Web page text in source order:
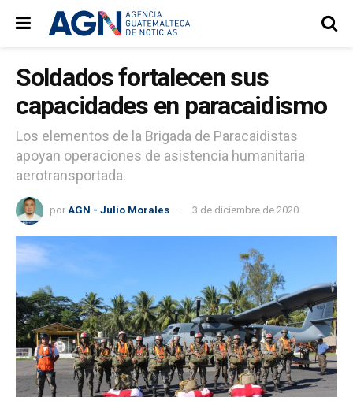
Soldados fortalecen sus
capacidades en paracaidismo
Los elementos de la Brigada de Paracaidistas
apoyan operaciones de asistencia humanitaria
aerotransportada.
por AGN - Julio Morales 3 de diciembre de 2020